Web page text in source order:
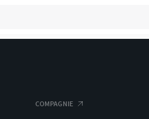
COMPAGNIE